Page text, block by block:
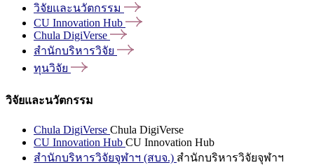
วิจัยและนวัตกรรม
CU Innovation Hub
Chula DigiVerse
สำนักบริหารวิจัย
ทุนวิจัย
วิจัยและนวัตกรรม
Chula DigiVerse Chula DigiVerse
CU Innovation Hub CU Innovation Hub
สำนักบริหารวิจัยจุฬาฯ (สบจ.) สำนักบริหารวิจัยจุฬาฯ